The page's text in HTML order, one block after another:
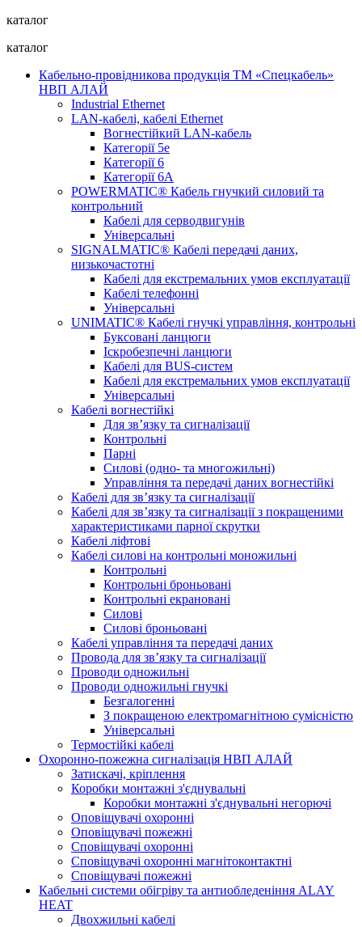
каталог
каталог
Кабельно-провідникова продукція ТМ «Спецкабель»
НВП АЛАЙ
Industrial Ethernet
LAN-кабелі, кабелі Ethernet
Вогнестійкий LAN-кабель
Категорії 5е
Категорії 6
Категорії 6А
POWERMATIC® Кабель гнучкий силовий та
контрольний
Кабелі для серводвигунів
Універсальні
SIGNALMATIC® Кабелі передачі даних,
низькочастотні
Кабелі для екстремальних умов експлуатації
Кабелі телефонні
Універсальні
UNIMATIC® Кабелі гнучкі управління, контрольні
Буксовані ланцюги
Іскробезпечні ланцюги
Кабелі для BUS-систем
Кабелі для екстремальних умов експлуатації
Універсальні
Кабелі вогнестійкі
Для зв’язку та сигналізації
Контрольні
Парні
Силові (одно- та многожильні)
Управління та передачі даних вогнестійкі
Кабелі для зв’язку та сигналізації
Кабелі для зв’язку та сигналізації з покращеними
характеристиками парної скрутки
Кабелі ліфтові
Кабелі силові на контрольні моножильні
Контрольні
Контрольні броньовані
Контрольні екрановані
Силові
Силові броньовані
Кабелі управління та передачі даних
Провода для зв’язку та сигналізації
Проводи одножильні
Проводи одножильні гнучкі
Безгалогенні
З покращеною електромагнітною сумісністю
Універсальні
Термостійкі кабелі
Охоронно-пожежна сигналізація НВП АЛАЙ
Затискачі, кріплення
Коробки монтажні з'єднувальні
Коробки монтажні з'єднувальні негорючі
Оповіщувачі охоронні
Оповіщувачі пожежні
Сповіщувачі охоронні
Сповіщувачі охоронні магнітоконтактні
Сповіщувачі пожежні
Кабельні системи обігріву та антиобледеніння ALAY
HEAT
Двохжильні кабелі